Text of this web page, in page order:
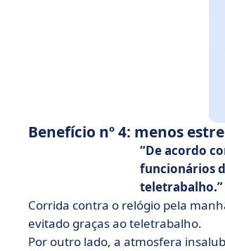
Benefício nº 4: menos
De acordo
funcionários
teletrabalho.
Corrida contra o relógio pela
evitado graças ao teletrabalho.
Por outro lado, a atmosfera